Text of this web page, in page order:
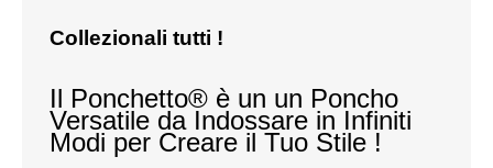
MAGLIONI
Collezionali tutti !
Il Ponchetto® è un un Poncho
Versatile da Indossare in Infiniti
Modi per Creare il Tuo Stile !